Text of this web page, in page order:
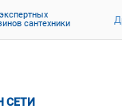
сантехники
СЕТИ